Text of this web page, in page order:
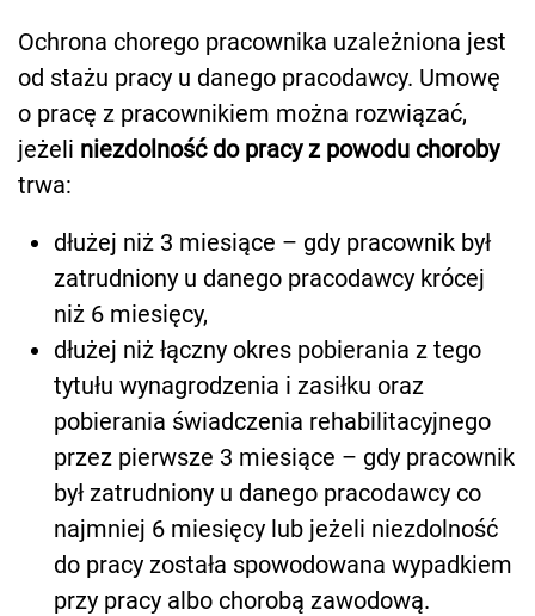
Ochrona chorego pracownika uzależniona jest
od stażu pracy u danego pracodawcy. Umowę
o pracę z pracownikiem można rozwiązać,
jeżeli niezdolność do pracy z powodu choroby
trwa:
dłużej niż 3 miesiące – gdy pracownik był
zatrudniony u danego pracodawcy krócej
niż 6 miesięcy,
dłużej niż łączny okres pobierania z tego
tytułu wynagrodzenia i zasiłku oraz
pobierania świadczenia rehabilitacyjnego
przez pierwsze 3 miesiące – gdy pracownik
był zatrudniony u danego pracodawcy co
najmniej 6 miesięcy lub jeżeli niezdolność
do pracy została spowodowana wypadkiem
przy pracy albo chorobą zawodową.